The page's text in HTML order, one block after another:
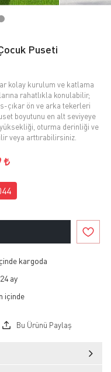
Puseti
kolay kurulum ve katlama
rahatlıkla konulabilir;
çıkar ön ve arka tekerleri
boyutunu en alt seviyeye
oturma derinliği ve
veya arttırabilirsiniz.
kargoda
24 ay
Bu Ürünü Paylaş